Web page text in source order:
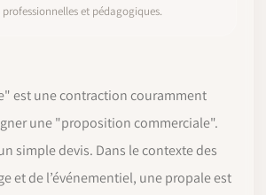
et pédagogiques.
est une contraction couramment
une "proposition commerciale".
simple devis. Dans le contexte des
et de l’événementiel, une propale est